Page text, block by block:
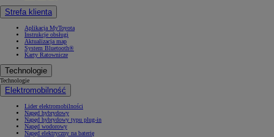
Strefa klienta
Aplikacja MyToyota
Instrukcje obsługi
Aktualizacja map
System Bluetooth®
Karty Ratownicze
Technologie
Technologie
Elektromobilność
Lider elektromobilności
Napęd hybrydowy
Napęd hybrydowy typu plug-in
Napęd wodorowy
Napęd elektryczny na baterię